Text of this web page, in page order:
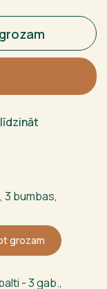
3 bumbas,
grozam
- 3 gab.,